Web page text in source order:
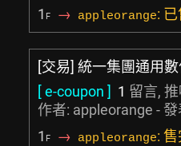
1 F → appleorange:
[交易] 統一集團通用
[ e-coupon ] 1 留言,
作者: appleorange -
1 F → appleorange: